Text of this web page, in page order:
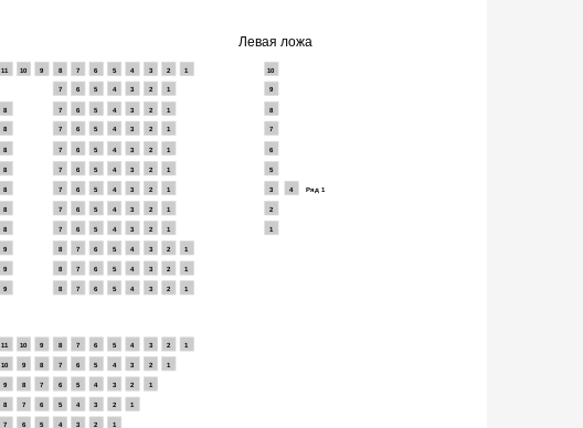
Ряд 1
Левая ложа
1
2
3 4
5
6
7
8
9
10
1
2
3
4
5
6
7
1
2
3
4
5
6
7
8
1
2
3
4
5
6
7
8
9
1
2
3
4
5
6
7
8
9
10
1
2
3
4
5
6
7
8
9
10
11
1
2
3
4
5
6
7
8
9
1
2
3
4
5
6
7
8
9
1
2
3
4
5
6
7
8
9
1
2
3
4
5
6
7
8
1
2
3
4
5
6
7
8
1
2
3
4
5
6
7
8
1
2
3
4
5
6
7
8
1
2
3
4
5
6
7
8
1
2
3
4
5
6
7
8
1
2
3
4
5
6
7
8
1
2
3
4
5
6
7
1
2
3
4
5
6
7
8
9
10
11